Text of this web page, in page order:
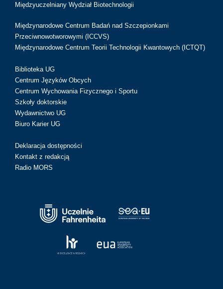
Międzyuczelniany Wydział Biotechnologii
Międzynarodowe Centrum Badań nad Szczepionkami
Przeciwnowotworowymi (ICCVS)
Międzynarodowe Centrum Teorii Technologii Kwantowych (ICTQT)
Biblioteka UG
Centrum Języków Obcych
Centrum Wychowania Fizycznego i Sportu
Szkoły doktorskie
Wydawnictwo UG
Biuro Karier UG
Deklaracja dostępności
Kontakt z redakcją
Radio MORS